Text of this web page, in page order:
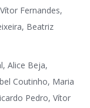
Fernandes,
Beatriz
Alice Beja,
Coutinho, Maria
Pedro, Vítor